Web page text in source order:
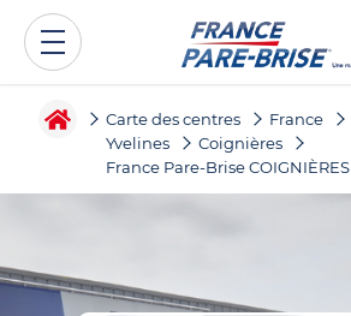
Carte des centres France
Yvelines
Coignières
France Pare-Brise COIGNIÈRES